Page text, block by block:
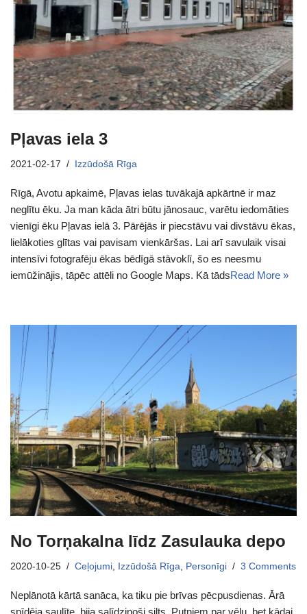
Pļavas iela 3
2021-02-17 Izzūdošā Rīga
Rīgā, Avotu apkaimē, Pļavas ielas tuvākajā apkārtnē ir maz
neglītu ēku. Ja man kāda ātri būtu jānosauc, varētu iedomāties
vienīgi ēku Pļavas ielā 3. Pārējās ir piecstāvu vai divstāvu ēkas,
lielākoties glītas vai pavisam vienkāršas. Lai arī savulaik visai
intensīvi fotografēju ēkas bēdīgā stāvoklī, šo es neesmu
iemūžinājis, tāpēc attēli no Google Maps. Kā tādsRead More »
No Torņakalna līdz Zasulauka depo
2020-10-25 Ceļojumi Izzūdošā Rīga Personīgi 3 Comments
Neplānotā kārtā sanāca, ka tiku pie brīvas pēcpusdienas. Ārā
spīdēja saulīte, bija salīdzinoši silts. Putniem par vēlu, bet kādai